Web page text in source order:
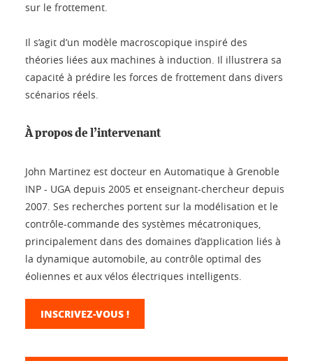
sur le frottement.
Il s’agit d’un modèle macroscopique inspiré des
théories liées aux machines à induction. Il illustrera sa
capacité à prédire les forces de frottement dans divers
scénarios réels.
À propos de l’intervenant
John Martinez est docteur en Automatique à Grenoble
INP - UGA depuis 2005 et enseignant-chercheur depuis
2007. Ses recherches portent sur la modélisation et le
contrôle-commande des systèmes mécatroniques,
principalement dans des domaines d’application liés à
la dynamique automobile, au contrôle optimal des
éoliennes et aux vélos électriques intelligents.
INSCRIVEZ-VOUS !